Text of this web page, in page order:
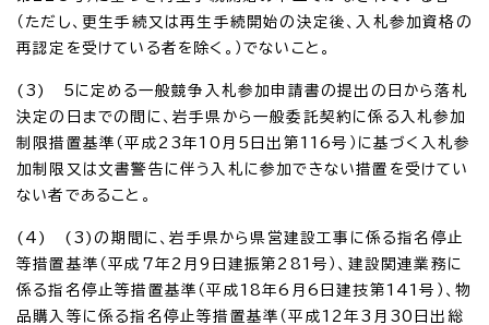
（ただし、更生手続又は再生手続開始の決定後、入札参加資格の
再認定を受けている者を除く。）でないこと。
(3) 5に定める一般競争入札参加申請書の提出の日から落札
決定の日までの間に、岩手県から一般委託契約に係る入札参加
制限措置基準（平成23年10月5日出第116号）に基づく入札参
加制限又は文書警告に伴う入札に参加できない措置を受けてい
ない者であること。
(4) (3)の期間に、岩手県から県営建設工事に係る指名停止
等措置基準（平成7年2月9日建振第281号）、建設関連業務に
係る指名停止等措置基準（平成18年6月6日建技第141号）、物
品購入等に係る指名停止等措置基準（平成12年3月30日出総